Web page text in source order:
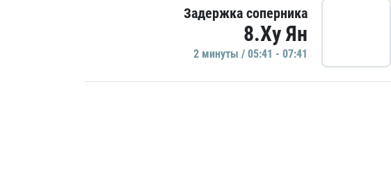
Задержка соперника
8.Ху Ян
2 минуты / 05:41 - 07:41